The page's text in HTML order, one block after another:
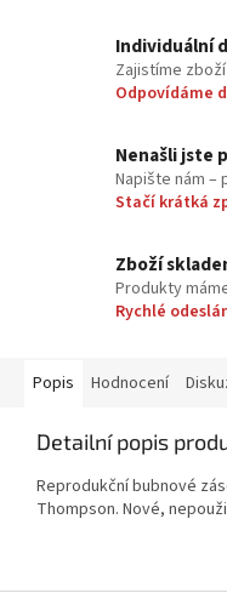
Individuální
Zajistíme
Odpovídáme
Nenašli jste
Napište nám –
Stačí krátká
Zboží
Produkty
Rychlé
Popis Hodnocení
Detailní popis
Reprodukční bubnové
Thompson. Nové,